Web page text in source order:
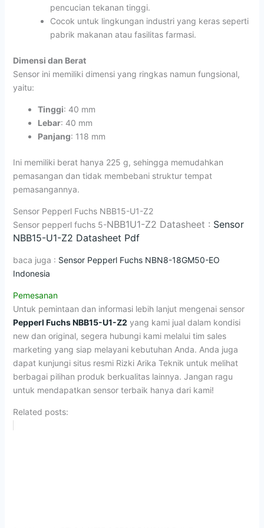
pencucian tekanan tinggi.
Cocok untuk lingkungan industri yang keras seperti
pabrik makanan atau fasilitas farmasi.
Dimensi dan Berat
Sensor ini memiliki dimensi yang ringkas namun fungsional,
yaitu:
Tinggi: 40 mm
Lebar: 40 mm
Panjang: 118 mm
Ini memiliki berat hanya 225 g, sehingga memudahkan
pemasangan dan tidak membebani struktur tempat
pemasangannya.
Sensor Pepperl Fuchs NBB15-U1-Z2
Sensor pepperl fuchs 5-NBB1U1-Z2 Datasheet : Sensor
NBB15-U1-Z2 Datasheet Pdf
baca juga : Sensor Pepperl Fuchs NBN8-18GM50-EO
Indonesia
Pemesanan
Untuk pemintaan dan informasi lebih lanjut mengenai sensor
Pepperl Fuchs NBB15-U1-Z2 yang kami jual dalam kondisi
new dan original, segera hubungi kami melalui tim sales
marketing yang siap melayani kebutuhan Anda. Anda juga
dapat kunjungi situs resmi Rizki Arika Teknik untuk melihat
berbagai pilihan produk berkualitas lainnya. Jangan ragu
untuk mendapatkan sensor terbaik hanya dari kami!
Related posts: